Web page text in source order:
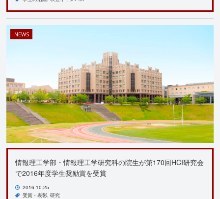
NEWS
情報理工学部・情報理工学研究科の院生が第170回HCI研究会
で2016年度学生奨励賞を受賞
2016.10.25
受賞・表彰 研究